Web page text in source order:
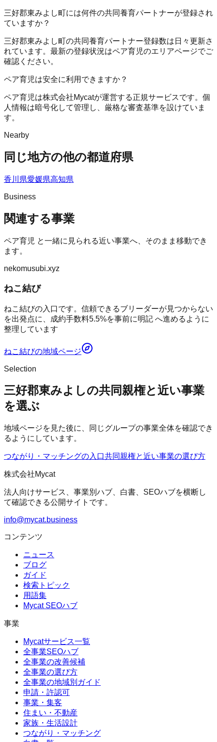
三好郡東みよし町には何件の共同養育パートナーが登録され
ていますか？
三好郡東みよし町の共同養育パートナー登録数は日々更新さ
れています。最新の登録状況はペア育児のエリアページでご
確認ください。
ペア育児は安全に利用できますか？
ペア育児は株式会社Mycatが運営する正規サービスです。個
人情報は暗号化して管理し、厳格な審査基準を設けていま
す。
Nearby
同じ地方の他の都道府県
香川県愛媛県高知県
Business
関連する事業
ペア育児 と一緒に見られる近い事業へ、そのまま移動でき
ます。
nekomusubi.xyz
ねこ結び
ねこ結びの入口です。信頼できるブリーダーが見つからない
を出発点に、成約手数料5.5%を事前に明記 へ進めるように
整理しています
ねこ結びの地域ページ
Selection
三好郡東みよしの共同親権と近い事業
を選ぶ
地域ページを見た後に、同じグループの事業全体を確認でき
るようにしています。
つながり・マッチングの入口共同親権と近い事業の選び方
株式会社Mycat
法人向けサービス、事業別ハブ、白書、SEOハブを横断し
て確認できる公開サイトです。
info@mycat.business
コンテンツ
ニュース
ブログ
ガイド
検索トピック
用語集
Mycat SEOハブ
事業
Mycatサービス一覧
全事業SEOハブ
全事業の改善候補
全事業の選び方
全事業の地域別ガイド
申請・許認可
事業・集客
住まい・不動産
家族・生活設計
つながり・マッチング